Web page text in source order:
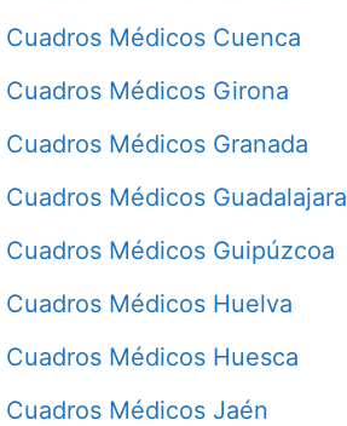
Cuadros Médicos Cuenca
Cuadros Médicos Girona
Cuadros Médicos Granada
Cuadros Médicos Guadalajara
Cuadros Médicos Guipúzcoa
Cuadros Médicos Huelva
Cuadros Médicos Huesca
Cuadros Médicos Jaén